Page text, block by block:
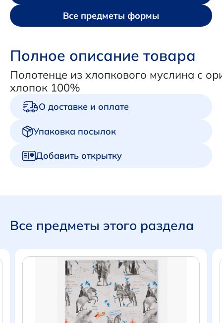
Все предметы формы
Полное описание товара
Полотенце из хлопкового муслина с
хлопок 100%
О доставке и оплате
Упаковка посылок
Добавить открытку
Все предметы этого раздела